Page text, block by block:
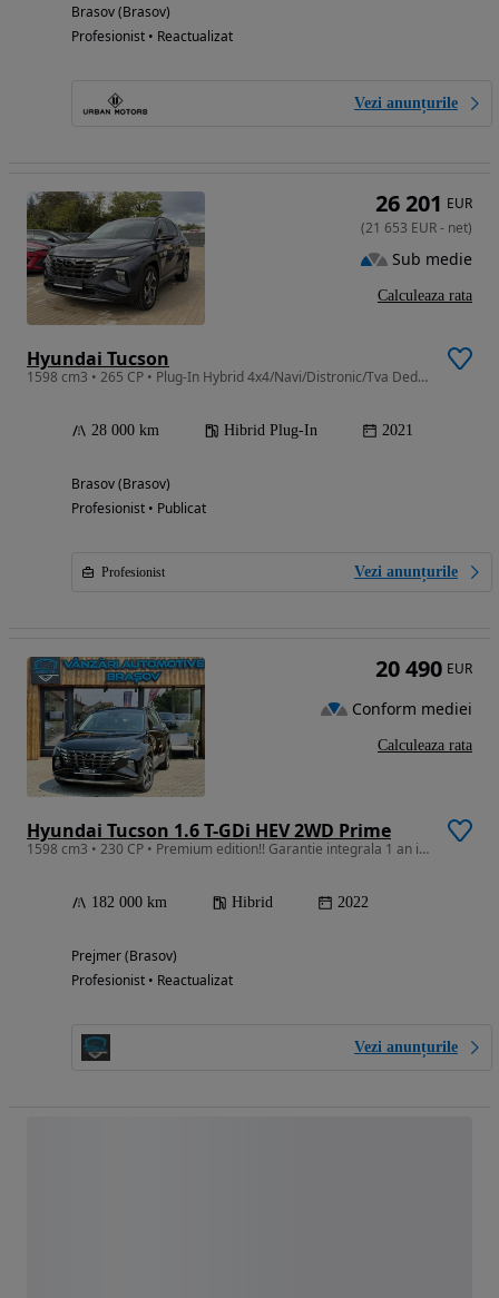
Brasov (Brasov)
Profesionist • Reactualizat
Vezi anunțurile
Hyundai Tucson
1598 cm3 • 265 CP • Plug-In Hybrid 4x4/Navi/Distronic/Tva Deductibil/Garantie/28000km.
28 000 km Hibrid Plug-In 2021
Brasov (Brasov)
Profesionist • Publicat
Profesionist Vezi anunțurile
26 201 EUR
(21 653 EUR- net)
Sub medie
Calculeaza rata
Hyundai Tucson 1.6 T-GDi HEV 2WD Prime
1598 cm3 • 230 CP • Premium edition!! Garantie integrala 1 an in limita a 30 mii km
182 000 km Hibrid 2022
Prejmer (Brasov)
Profesionist • Reactualizat
Vezi anunțurile
20 490 EUR
Conform mediei
Calculeaza rata